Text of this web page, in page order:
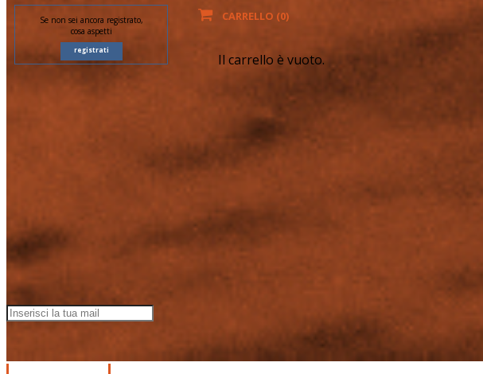
Se non sei ancora registrato,
cosa aspetti
registrati
CARRELLO (0)
Il carrello è vuoto.